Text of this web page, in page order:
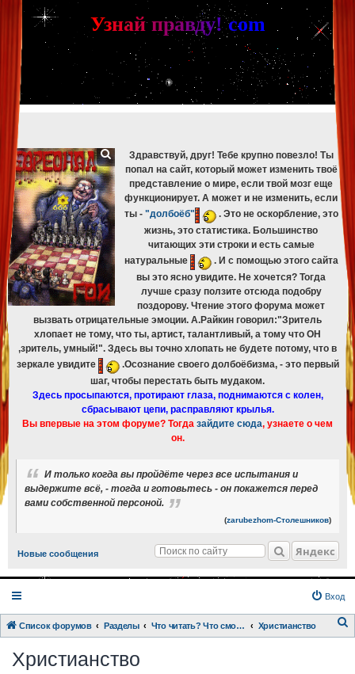
[phpBB Debug] PHP Warning : in file [ROOT]/phpbb/db/driver/mysqli.php
mysqli_fetch_assoc(): Couldn't fetch mysqli_result
[phpBB Debug] PHP Warning: in file[ROOT]/phpbb/db/driver/mysqli.php 329
mysqli_free_result(): Couldn't fetch mysqli_result
[phpBB Debug] PHP Warning
[ROOT]/phpbb/db/driver/mysqli.php on line 265
mysqli_fetch_assoc(): Couldn't fetch mysqli_result
[phpBB Debug] PHP Warning
: in file [ROOT]/phpbb/db/driver/mysqli.php on line329
mysqli_free_result(): Couldn't fetch mysqli_result
[phpBB Debug] PHP Warning: in file [ROOT]/phpbb/db/driver/mysqli.php on line 265
mysqli_fetch_assoc(): Couldn't fetch mysqli_result
[phpBB Debug] PHP Warning
[ROOT]/phpbb/db/driver/mysqli.php on line329:
mysqli_free_result(): Couldn't fetch mysqli_result
Узнай правду! com
Здравствуй, друг! Тебе крупно повезло! Ты
попал на сайт, который может изменить твоё
представление о мире, если твой мозг еще
функционирует. А может и не изменить, если
ты - "долбоёб"
. Это не оскорбление, это
жизнь, это статистика. Большинство
читающих эти строки и есть самые
натуральные
. И с помощью этого сайта
вы это ясно увидите. Не хочется? Тогда
лучше сразу ползите отсюда подобру
поздорову. Чтение этого форума может
вызвать отрицательные эмоции. А.Райкин говорил:"Зритель
хлопает не тому, что ты, артист, талантливый, а тому что ОН
,зритель, умный!". Здесь вы точно хлопать не будете потому, что в
зеркале увидите
.Осознание своего долбоёбизма, - это первый
шаг, чтобы перестать быть мудаком.
Здесь просыпаются, протирают глаза, поднимаются с колен,
сбрасывают цепи, расправляют крылья.
Вы впервые на этом форуме? Тогда зайдите сюда, узнаете о чем
он.
И только когда вы пройдёте через все испытания и
выдержите всё, - тогда и готовьтесь - он покажется перед
вами собственной персоной.
(zarubezhom-Столешников)
Новые сообщения Яндекс
Вход
Список форумов Разделы Что читать? Что смотреть? Книги и фильмы в кратком изложении Христианство
Христианство